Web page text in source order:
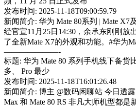
发布时间: 2025-11-18T09:00:59.79
新闻简介: 华为 Mate 80系列 | Mate X7
经官宣11月25日14:30，余承东刚刚放
了全新Mate X7的外观和功能。#华为
———————-
标题: 华为 Mate 80 系列手机线下备货
多、 Pro 最少
发布时间: 2025-11-18T16:01:26.48
新闻简介: 博主 @数码闲聊站 今日透露
Max 和 Mate 80 RS 非凡大师机型都是